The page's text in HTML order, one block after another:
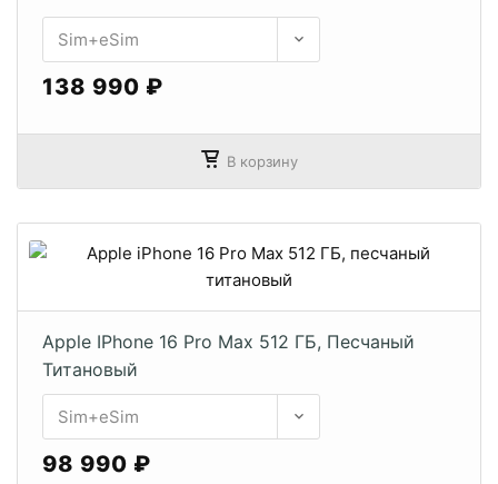
138 990 ₽
В корзину
Apple IPhone 16 Pro Max 512 ГБ, Песчаный
Титановый
98 990 ₽